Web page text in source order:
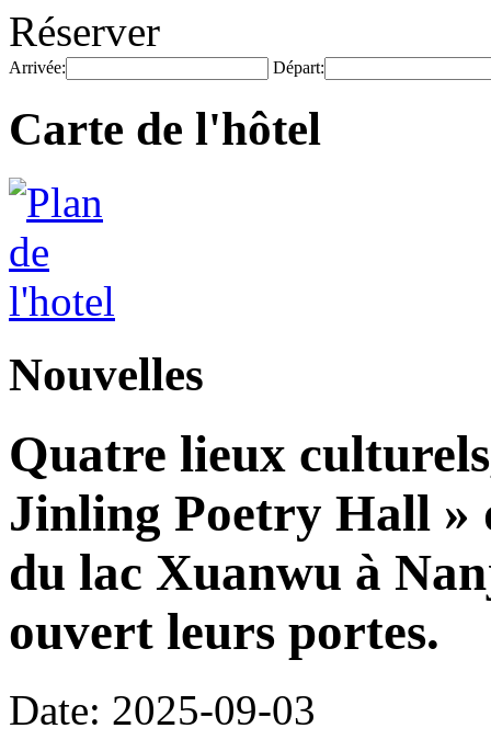
Réserver
Arrivée: Départ:
Carte de l'hôtel
Nouvelles
Quatre lieux
Jinling Poetry Hall »
du lac Xuanwu à
ouvert leurs portes.
Date: 2025-09-03